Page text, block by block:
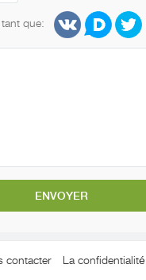
que:
contacter La confidentialité